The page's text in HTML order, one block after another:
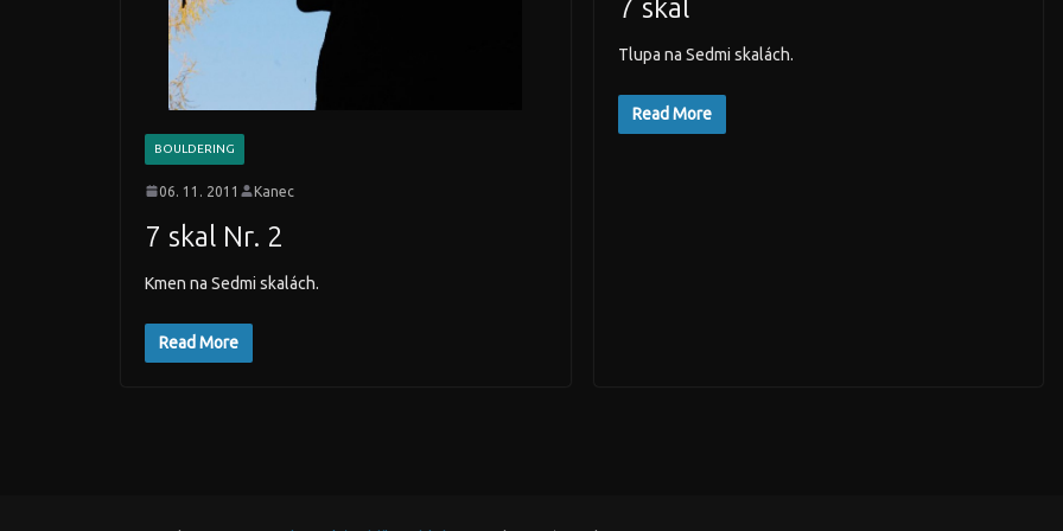
BOULDERING
06. 11. 2011 Kanec
7 skal Nr. 2
Kmen na Sedmi skalách.
Read More
7 skal
Tlupa na Sedmi skalách.
Read More